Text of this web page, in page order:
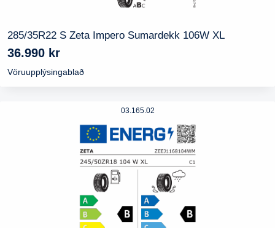
285/35R22 S Zeta Impero Sumardekk 106W XL
36.990 kr
Vöruupplýsingablað
03.165.02